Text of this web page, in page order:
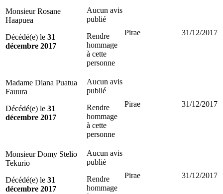
Monsieur Rosane
Haapuea
Décédé(e) le 31
décembre 2017
Aucun avis
publié
Rendre
hommage
à cette
personne
Pirae 31/12/2017
Madame Diana Puatua
Fauura
Décédé(e) le 31
décembre 2017
Aucun avis
publié
Rendre
hommage
à cette
personne
Pirae 31/12/2017
Monsieur Domy Stelio
Tekurio
Décédé(e) le 31
décembre 2017
Aucun avis
publié
Rendre
hommage
Pirae 31/12/2017